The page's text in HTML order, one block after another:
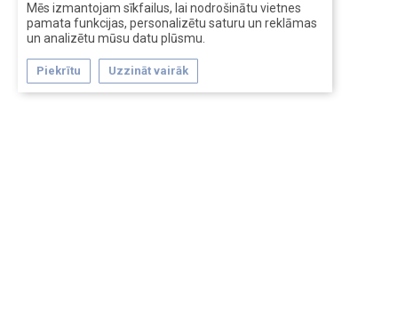
Mēs izmantojam sīkfailus, lai nodrošinātu vietnes
pamata funkcijas, personalizētu saturu un reklāmas
un analizētu mūsu datu plūsmu.
Piekrītu Uzzināt vairāk